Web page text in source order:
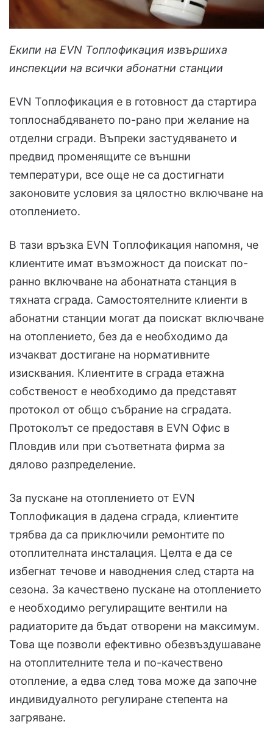
Екипи на EVN Топлофикация извършиха
инспекции на всички абонатни станции
EVN Топлофикация е в готовност да стартира
топлоснабдяването по-рано при желание на
отделни сгради. Въпреки застудяването и
предвид променящите се външни
температури, все още не са достигнати
законовите условия за цялостно включване на
отоплението.
В тази връзка ЕVN Tоплофикация напомня, че
клиентите имат възможност да поискат по-
ранно включване на абонатната станция в
тяхната сграда. Самостоятелните клиенти в
абонатни станции могат да поискат включване
на отоплението, без да е необходимо да
изчакват достигане на нормативните
изисквания. Клиентите в сграда етажна
собственост е необходимо да представят
протокол от общо събрание на сградата.
Протоколът се предоставя в EVN Офис в
Пловдив или при съответната фирма за
дялово разпределение.
За пускане на отоплението от EVN
Топлофикация в дадена сграда, клиентите
трябва да са приключили ремонтите по
отоплителната инсталация. Целта е да се
избегнат течове и наводнения след старта на
сезона. За качествено пускане на отоплението
е необходимо регулиращите вентили на
радиаторите да бъдат отворени на максимум.
Това ще позволи ефективно обезвъздушаване
на отоплителните тела и по-качествено
отопление, а едва след това може да започне
индивидуалното регулиране степента на
загряване.